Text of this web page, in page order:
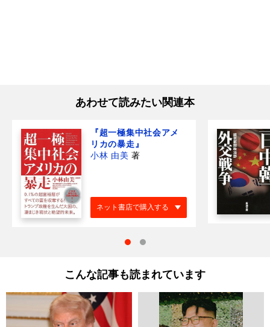
あわせて読みたい関連本
『超一極集中社会アメ
リカの暴走』
小林 由美 著
ネット書店で購入する
こんな記事も読まれています